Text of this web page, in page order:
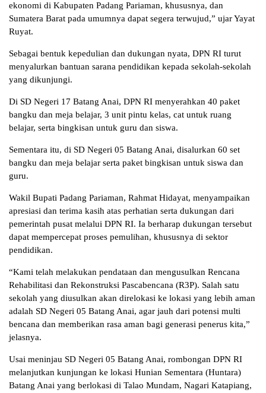
ekonomi di Kabupaten Padang Pariaman, khususnya, dan
Sumatera Barat pada umumnya dapat segera terwujud,” ujar Yayat
Ruyat.
Sebagai bentuk kepedulian dan dukungan nyata, DPN RI turut
menyalurkan bantuan sarana pendidikan kepada sekolah-sekolah
yang dikunjungi.
Di SD Negeri 17 Batang Anai, DPN RI menyerahkan 40 paket
bangku dan meja belajar, 3 unit pintu kelas, cat untuk ruang
belajar, serta bingkisan untuk guru dan siswa.
Sementara itu, di SD Negeri 05 Batang Anai, disalurkan 60 set
bangku dan meja belajar serta paket bingkisan untuk siswa dan
guru.
Wakil Bupati Padang Pariaman, Rahmat Hidayat, menyampaikan
apresiasi dan terima kasih atas perhatian serta dukungan dari
pemerintah pusat melalui DPN RI. Ia berharap dukungan tersebut
dapat mempercepat proses pemulihan, khususnya di sektor
pendidikan.
“Kami telah melakukan pendataan dan mengusulkan Rencana
Rehabilitasi dan Rekonstruksi Pascabencana (R3P). Salah satu
sekolah yang diusulkan akan direlokasi ke lokasi yang lebih aman
adalah SD Negeri 05 Batang Anai, agar jauh dari potensi multi
bencana dan memberikan rasa aman bagi generasi penerus kita,”
jelasnya.
Usai meninjau SD Negeri 05 Batang Anai, rombongan DPN RI
melanjutkan kunjungan ke lokasi Hunian Sementara (Huntara)
Batang Anai yang berlokasi di Talao Mundam, Nagari Katapiang,